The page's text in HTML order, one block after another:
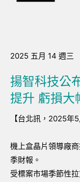
2025 五月 14 週三
揚智科技公
提升 虧損大
【台北訊，2025年5
機上盒晶片領導廠
季財報。
受標案市場季節性